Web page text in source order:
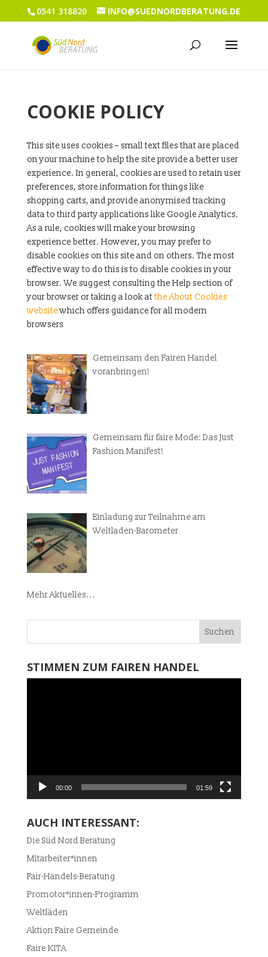
0541 318820 INFO@SUEDNORDBERATUNG.DE
COOKIE POLICY
This site uses cookies – small text files that are placed
on your machine to help the site provide a better user
experience. In general, cookies are used to retain user
preferences, store information for things like
shopping carts, and provide anonymised tracking
data to third party applications like Google Analytics.
As a rule, cookies will make your browsing
experience better. However, you may prefer to
disable cookies on this site and on others. The most
effective way to do this is to disable cookies in your
browser. We suggest consulting the Help section of
your browser or taking a look at the About Cookies
websitewhich offers guidance for all modern
browsers
Gemeinsam den Fairen Handel
voranbringen!
Gemeinsam für faire Mode: Das Just
Fashion Manifest!
Einladung zur Teilnahme am
Weltladen-Barometer
Mehr Aktuelles...
STIMMEN ZUM FAIREN HANDEL
00:00 01:59
AUCH INTERESSANT:
Die Süd Nord Beratung
Mitarbeiter*innen
Fair-Handels-Beratung
Promotor*innen-Programm
Weltläden
Aktion Faire Gemeinde
Faire KITA